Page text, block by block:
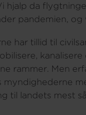
da
pandemien,
har tillid til
rammer. Men
myndighederne
til landets mest